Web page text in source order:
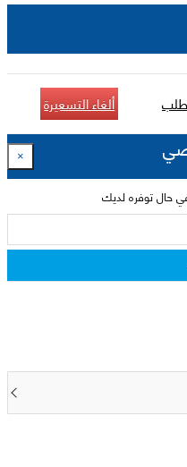
ألغاء التسعيرة
×
حال توفره لديك